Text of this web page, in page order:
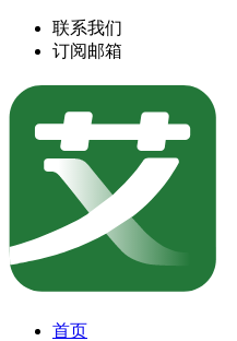
联系我们
订阅邮箱
首页